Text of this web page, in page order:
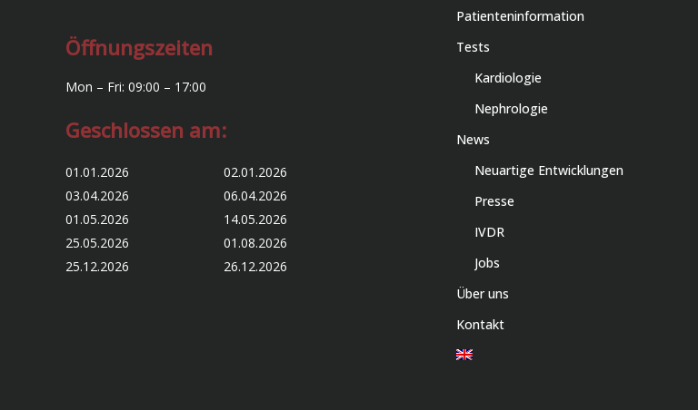
Öffnungszeiten
Mon – Fri: 09:00 – 17:00
Geschlossen am:
01.01.2026 02.01.2026
03.04.2026 06.04.2026
01.05.2026 14.05.2026
25.05.2026 01.08.2026
25.12.2026 26.12.2026
Patienteninformation
Tests
Kardiologie
Nephrologie
News
Neuartige Entwicklungen
Presse
IVDR
Jobs
Über uns
Kontakt